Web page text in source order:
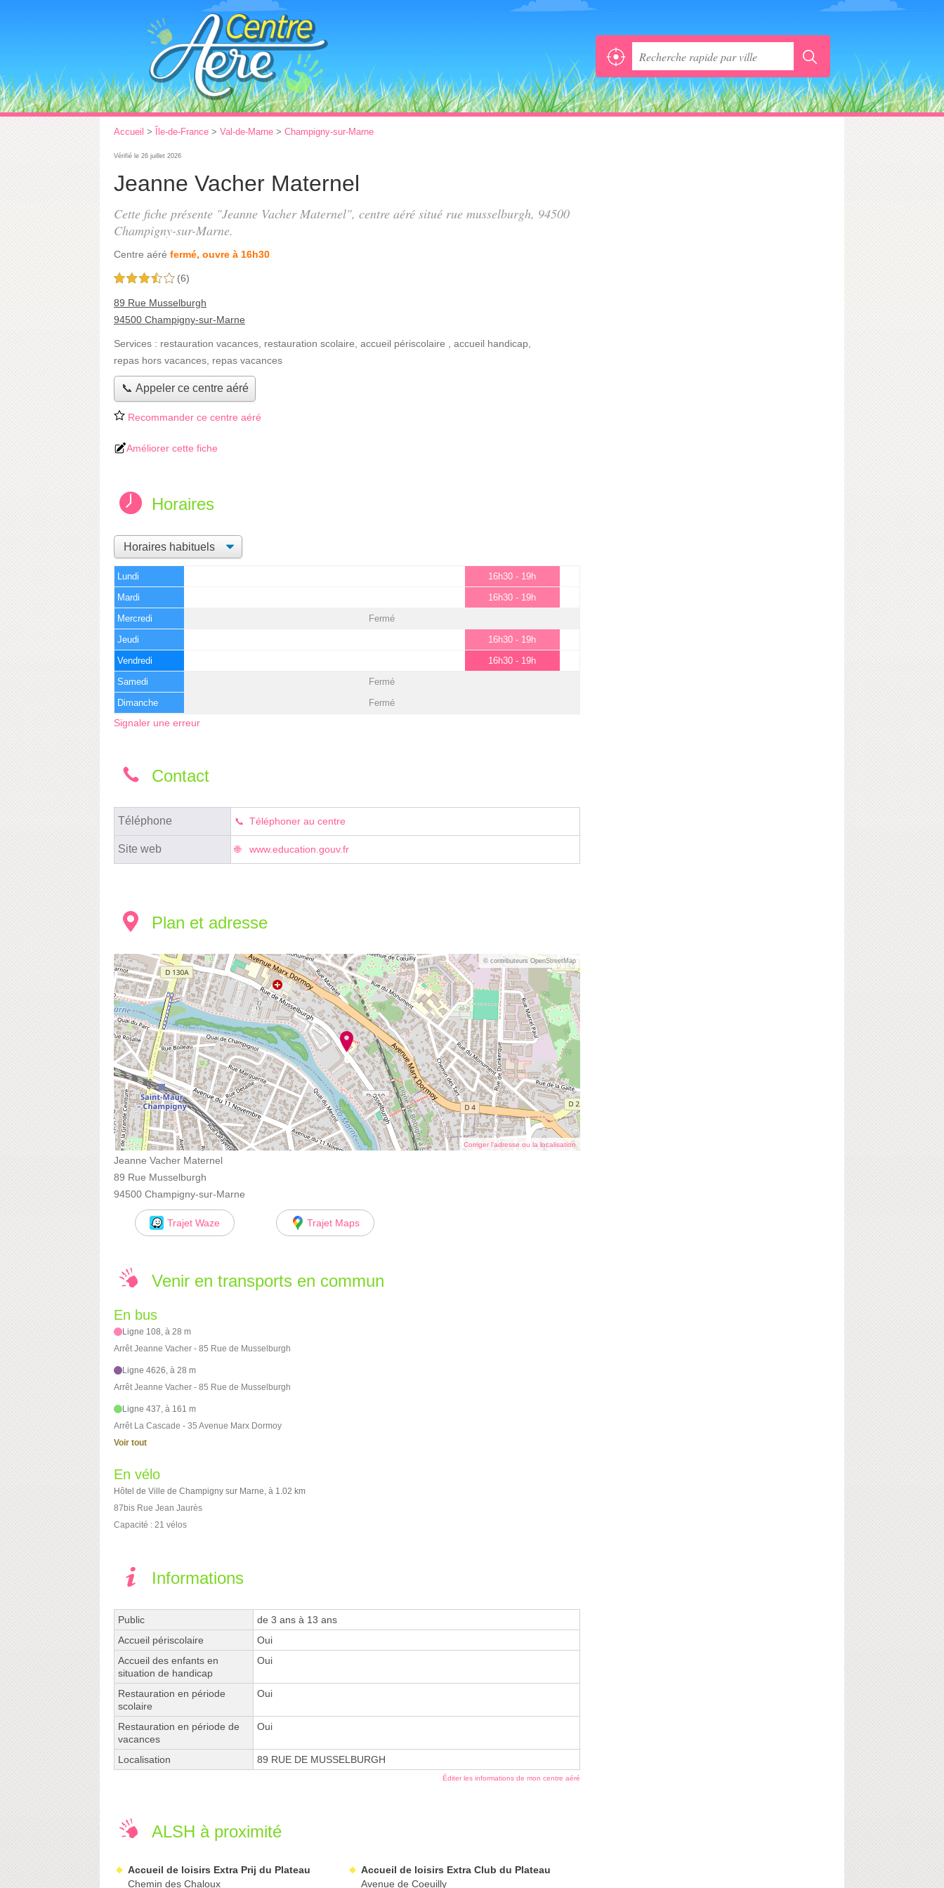
Accueil > Île-de-France > Val-de-Marne > Champigny-sur-Marne
Vérifié le 26 juillet 2026
Jeanne Vacher Maternel
Cette fiche présente "Jeanne Vacher Maternel", centre aéré situé rue musselburgh, 94500
Champigny-sur-Marne.
Centre aéré fermé, ouvre à 16h30
3,5 étoiles sur 5 (6)
89 Rue Musselburgh
94500 Champigny-sur-Marne
Services : restauration vacances restauration scolaire accueil périscolaire accueil handicap
repas hors vacances repas vacances
📞 Appeler ce centre aéré
Recommander ce centre aéré
Améliorer cette fiche
Horaires
Lundi 16h30 - 19h
Mardi 16h30 - 19h
Mercredi Fermé
Jeudi 16h30 - 19h
Vendredi 16h30 - 19h
Samedi Fermé
Dimanche Fermé
Signaler une erreur
Contact
Téléphone Téléphoner au centre
Site web www.education.gouv.fr
Plan et adresse
© contributeurs OpenStreetMap
Corriger l’adresse ou la localisation
Jeanne Vacher Maternel
89 Rue Musselburgh
94500 Champigny-sur-Marne
Trajet Waze Trajet Maps
Venir en transports en commun
En bus
Ligne 108, à 28 m
Arrêt Jeanne Vacher - 85 Rue de Musselburgh
Ligne 4626, à 28 m
Arrêt Jeanne Vacher - 85 Rue de Musselburgh
Ligne 437, à 161 m
Arrêt La Cascade - 35 Avenue Marx Dormoy
Voir tout
En vélo
Hôtel de Ville de Champigny sur Marne, à 1.02 km
87bis Rue Jean Jaurès
Capacité : 21 vélos
Informations
Public
de 3 ans à 13 ans
Accueil périscolaire
Oui
Accueil des enfants en
situation de handicap
Oui
Restauration en période
scolaire
Oui
Restauration en période de
vacances
Oui
Localisation 89 RUE DE MUSSELBURGH
Éditer les informations de mon centre aéré
ALSH à proximité
Accueil de loisirs Extra Prij du Plateau
Chemin des Chaloux
Accueil de loisirs Extra Club du Plateau
Avenue de Coeuilly